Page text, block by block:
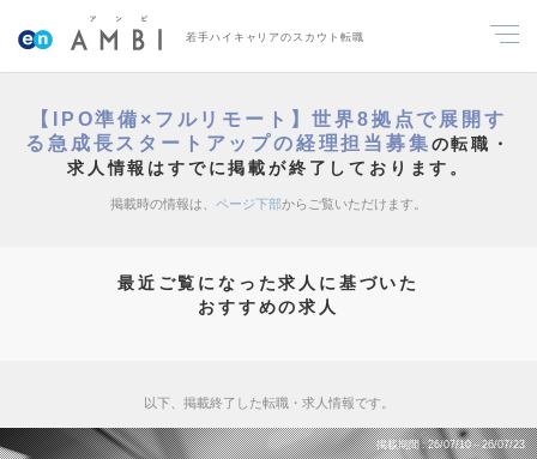
若手ハイキャリアのスカウト転職
【IPO準備×フルリモート】世界8拠点で展開す
る急成長スタートアップの経理担当募集の転職・
求人情報はすでに掲載が終了しております。
掲載時の情報は、 ページ下部からご覧いただけます。
最近ご覧になった求人に基づいた
おすすめの求人
以下、掲載終了した転職・求人情報です。
掲載期間 26/07/10～26/07/23